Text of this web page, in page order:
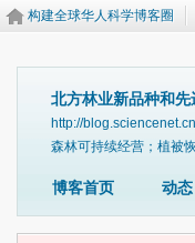
构建全球华人科学博客圈
北方林业新品种和
http://
森林可持续经营；植被
博客首页 动态